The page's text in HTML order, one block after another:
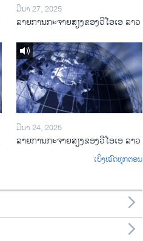
ມີນາ 27, 2025
ລາຍການກະຈາຍສຽງຂອງວີໂອເອ ລາວ
ມີນາ 24, 2025
ລາຍການກະຈາຍສຽງຂອງວີໂອເອ ລາວ
ເບິ່ງໝົດທຸກຕອນ